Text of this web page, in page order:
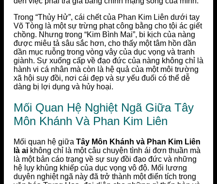
Trong “Thủy Hử”, cái chết của Phan Kim Liên dưới tay
Võ Tòng là một sự trừng phạt công bằng cho tội ác giết
chồng. Nhưng trong “Kim Bình Mai”, bi kịch của nàng
được miêu tả sâu sắc hơn, cho thấy một tâm hồn dần
dần mục ruỗng trong vòng vây của dục vọng và tranh
giành. Sự xuống cấp về đạo đức của nàng không chỉ là
hành vi cá nhân mà còn là hệ quả của một môi trường
xã hội suy đồi, nơi cái đẹp và sự yếu đuối có thể dễ
dàng bị lợi dụng và hủy hoại.
Mối Quan Hệ Nghiệt Ngã Giữa Tây
Môn Khánh Và Phan Kim Liên
Mối quan hệ giữa Tây Môn Khánh và Phan Kim Liên
là ai không chỉ là một câu chuyện tình ái đơn thuần mà
là một bản cáo trạng về sự suy đồi đạo đức và những
hệ lụy khủng khiếp của dục vọng vô độ. Mối lương
duyên nghiệt ngã này đã trở thành một điển tích trong